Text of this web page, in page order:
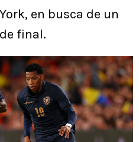
en busca de un
final.